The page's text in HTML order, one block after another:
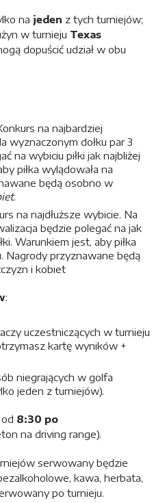
na jeden z tych turniejów;
w turnieju Texas
dopuścić udział w obu
na najbardziej
wyznaczonym dołku par 3
na wybiciu piłki jak najbliżej
piłka wylądowała na
będą osobno w
.
na najdłuższe wybicie. Na
będzie polegać na jak
Warunkiem jest, aby piłka
Nagrody przyznawane będą
i kobiet
:
uczestniczących w turnieju
kartę wyników +
niegrających w golfa
jeden z turniejów).
8:30 po
na driving range).
serwowany będzie
kawa, herbata,
po turnieju.